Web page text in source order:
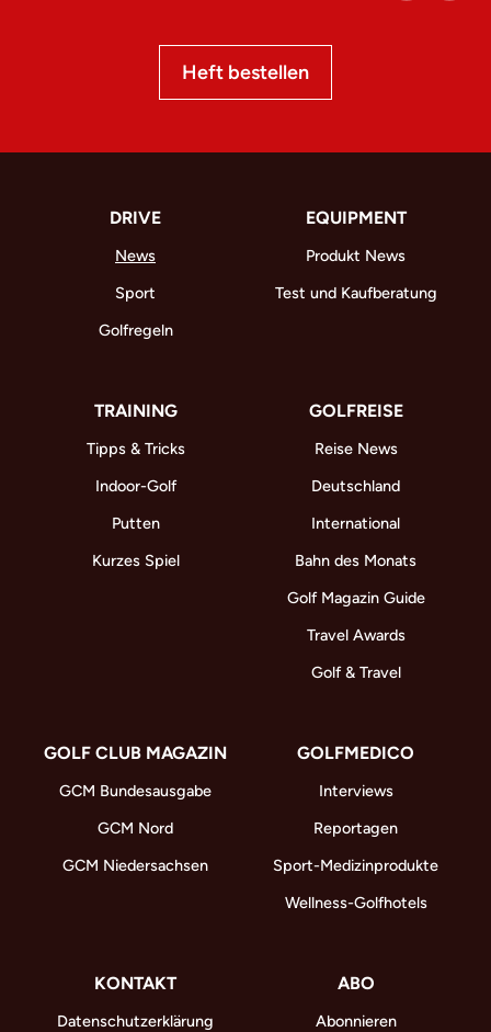
Heft bestellen
DRIVE
News
Sport
Golfregeln
EQUIPMENT
Produkt News
Test und Kaufberatung
TRAINING
Tipps & Tricks
Indoor-Golf
Putten
Kurzes Spiel
GOLFREISE
Reise News
Deutschland
International
Bahn des Monats
Golf Magazin Guide
Travel Awards
Golf & Travel
GOLF CLUB MAGAZIN
GCM Bundesausgabe
GCM Nord
GCM Niedersachsen
GOLFMEDICO
Interviews
Reportagen
Sport-Medizinprodukte
Wellness-Golfhotels
KONTAKT
Datenschutzerklärung
ABO
Abonnieren